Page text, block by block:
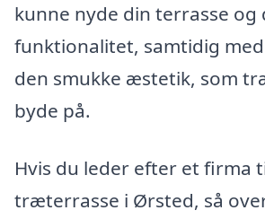
kunne nyde din terrasse og
funktionalitet, samtidig
den smukke æstetik, som
byde på.
Hvis du leder efter et firma
træterrasse i Ørsted, så